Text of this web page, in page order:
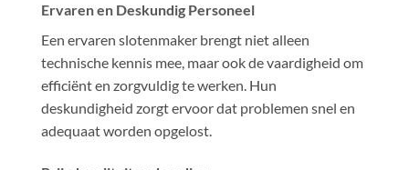
Ervaren en Deskundig Personeel
Een ervaren slotenmaker brengt niet alleen
technische kennis mee, maar ook de vaardigheid om
efficiënt en zorgvuldig te werken. Hun
deskundigheid zorgt ervoor dat problemen snel en
adequaat worden opgelost.